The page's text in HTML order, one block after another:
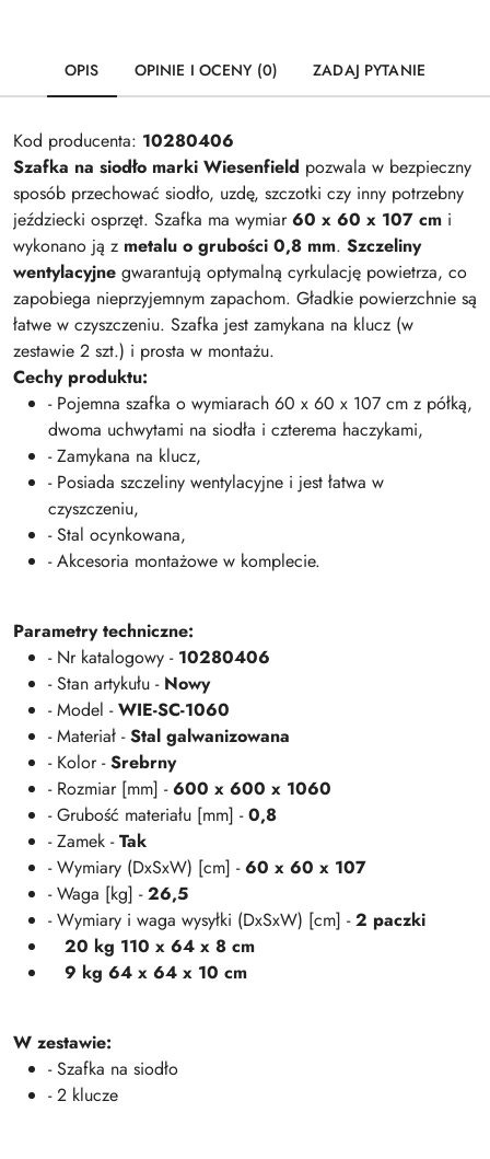
OPIS OPINIE I OCENY (0) ZADAJ PYTANIE
Kod producenta: 10280406
Szafka na siodło marki Wiesenfield pozwala w bezpieczny
sposób przechować siodło, uzdę, szczotki czy inny potrzebny
jeździecki osprzęt. Szafka ma wymiar60 x 60 x 107 cm i
wykonano ją z metalu o grubości 0,8 mm. Szczeliny
wentylacyjne gwarantują optymalną cyrkulację powietrza, co
zapobiega nieprzyjemnym zapachom. Gładkie powierzchnie są
łatwe w czyszczeniu. Szafka jest zamykana na klucz (w
zestawie 2 szt.) i prosta w montażu.
Cechy produktu:
- Pojemna szafka o wymiarach 60 x 60 x 107 cm z półką,
dwoma uchwytami na siodła i czterema haczykami,
- Zamykana na klucz,
- Posiada szczeliny wentylacyjne i jest łatwa w
czyszczeniu,
- Stal ocynkowana,
- Akcesoria montażowe w komplecie.
Parametry techniczne:
- Nr katalogowy - 10280406
- Stan artykułu - Nowy
- Model -WIE-SC-1060
- Materiał -Stal galwanizowana
- Kolor -Srebrny
- Rozmiar [mm] -600 x 600 x 1060
- Grubość materiału [mm] -0,8
- Zamek -Tak
- Wymiary (DxSxW) [cm] -60 x 60 x 107
- Waga [kg] -26,5
- Wymiary i waga wysyłki (DxSxW) [cm] -2 paczki
20 kg 110 x 64 x 8 cm
9 kg 64 x 64 x 10 cm
W zestawie:
- Szafka na siodło
- 2 klucze